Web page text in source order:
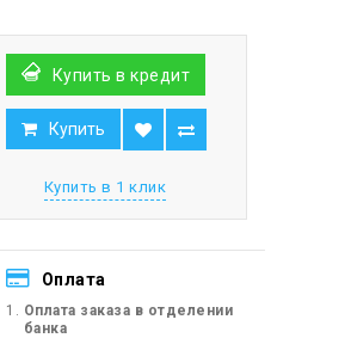
Купить в кредит
Купить
Купить в 1 клик
Оплата
Оплата заказа в отделении
банка